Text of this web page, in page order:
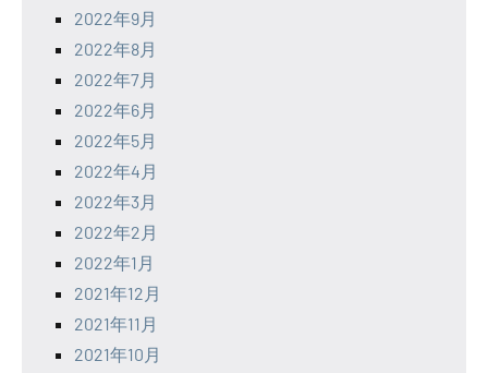
2022年9月
2022年8月
2022年7月
2022年6月
2022年5月
2022年4月
2022年3月
2022年2月
2022年1月
2021年12月
2021年11月
2021年10月